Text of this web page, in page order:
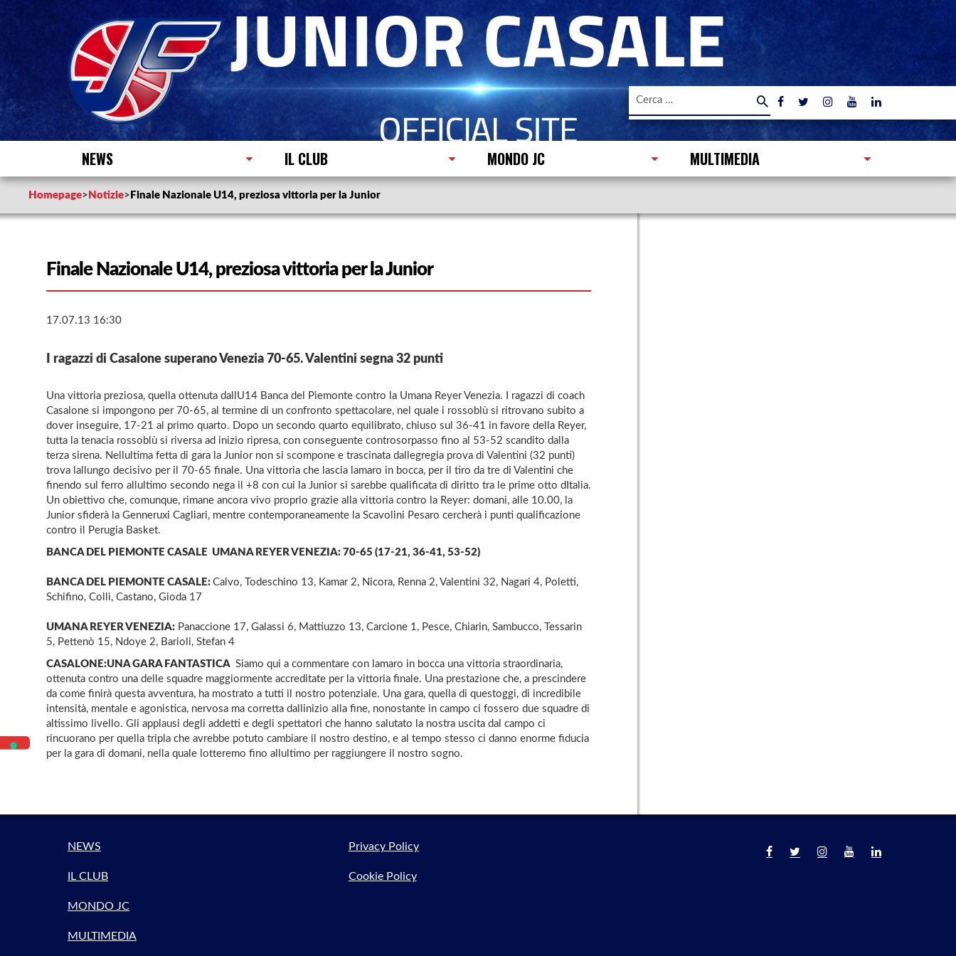
Ricerca
NEWS IL CLUB MONDO JC MULTIMEDIA
Homepage> Notizie> Finale Nazionale U14, preziosa vittoria per la Junior
Finale Nazionale U14, preziosa vittoria per la Junior
17.07.13 16:30
I ragazzi di Casalone superano Venezia 70-65. Valentini segna 32 punti
Una vittoria preziosa, quella ottenuta dallU14 Banca del Piemonte contro la Umana Reyer Venezia. I ragazzi di coach
Casalone si impongono per 70-65, al termine di un confronto spettacolare, nel quale i rossoblù si ritrovano subito a
dover inseguire, 17-21 al primo quarto. Dopo un secondo quarto equilibrato, chiuso sul 36-41 in favore della Reyer,
tutta la tenacia rossoblù si riversa ad inizio ripresa, con conseguente controsorpasso fino al 53-52 scandito dalla
terza sirena. Nellultima fetta di gara la Junior non si scompone e trascinata dallegregia prova di Valentini (32 punti)
trova lallungo decisivo per il 70-65 finale. Una vittoria che lascia lamaro in bocca, per il tiro da tre di Valentini che
finendo sul ferro allultimo secondo nega il +8 con cui la Junior si sarebbe qualificata di diritto tra le prime otto dItalia.
Un obiettivo che, comunque, rimane ancora vivo proprio grazie alla vittoria contro la Reyer: domani, alle 10.00, la
Junior sfiderà la Genneruxi Cagliari, mentre contemporaneamente la Scavolini Pesaro cercherà i punti qualificazione
contro il Perugia Basket.
BANCA DEL PIEMONTE CASALE  UMANA REYER VENEZIA: 70-65 (17-21, 36-41, 53-52)
BANCA DEL PIEMONTE CASALE: Calvo, Todeschino 13, Kamar 2, Nicora, Renna 2, Valentini 32, Nagari 4, Poletti,
Schifino, Colli, Castano, Gioda 17
UMANA REYER VENEZIA: Panaccione 17, Galassi 6, Mattiuzzo 13, Carcione 1, Pesce, Chiarin, Sambucco, Tessarin
5, Pettenò 15, Ndoye 2, Barioli, Stefan 4
CASALONE:UNA GARA FANTASTICA  Siamo qui a commentare con lamaro in bocca una vittoria straordinaria,
ottenuta contro una delle squadre maggiormente accreditate per la vittoria finale. Una prestazione che, a prescindere
da come finirà questa avventura, ha mostrato a tutti il nostro potenziale. Una gara, quella di questoggi, di incredibile
intensità, mentale e agonistica, nervosa ma corretta dallinizio alla fine, nonostante in campo ci fossero due squadre di
altissimo livello. Gli applausi degli addetti e degli spettatori che hanno salutato la nostra uscita dal campo ci
rincuorano per quella tripla che avrebbe potuto cambiare il nostro destino, e al tempo stesso ci danno enorme fiducia
per la gara di domani, nella quale lotteremo fino allultimo per raggiungere il nostro sogno.
NEWS
IL CLUB
MONDO JC
MULTIMEDIA
Privacy Policy
Cookie Policy